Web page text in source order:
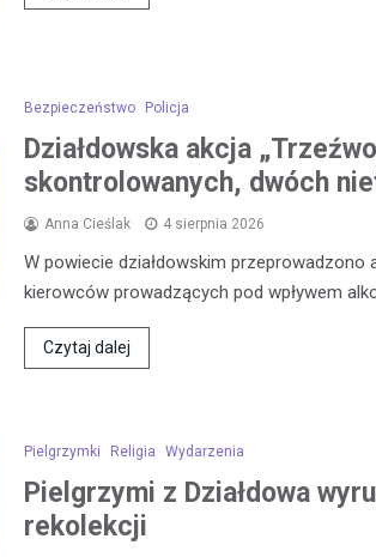
Bezpieczeństwo Policja
Działdowska akcja
skontrolowanych, dwóch
Anna Cieślak 4 sierpnia 2026
W powiecie działdowskim przeprowadzono
kierowców prowadzących pod wpływem
Czytaj dalej
Pielgrzymki Religia Wydarzenia
Pielgrzymi z Działdowa
rekolekcji